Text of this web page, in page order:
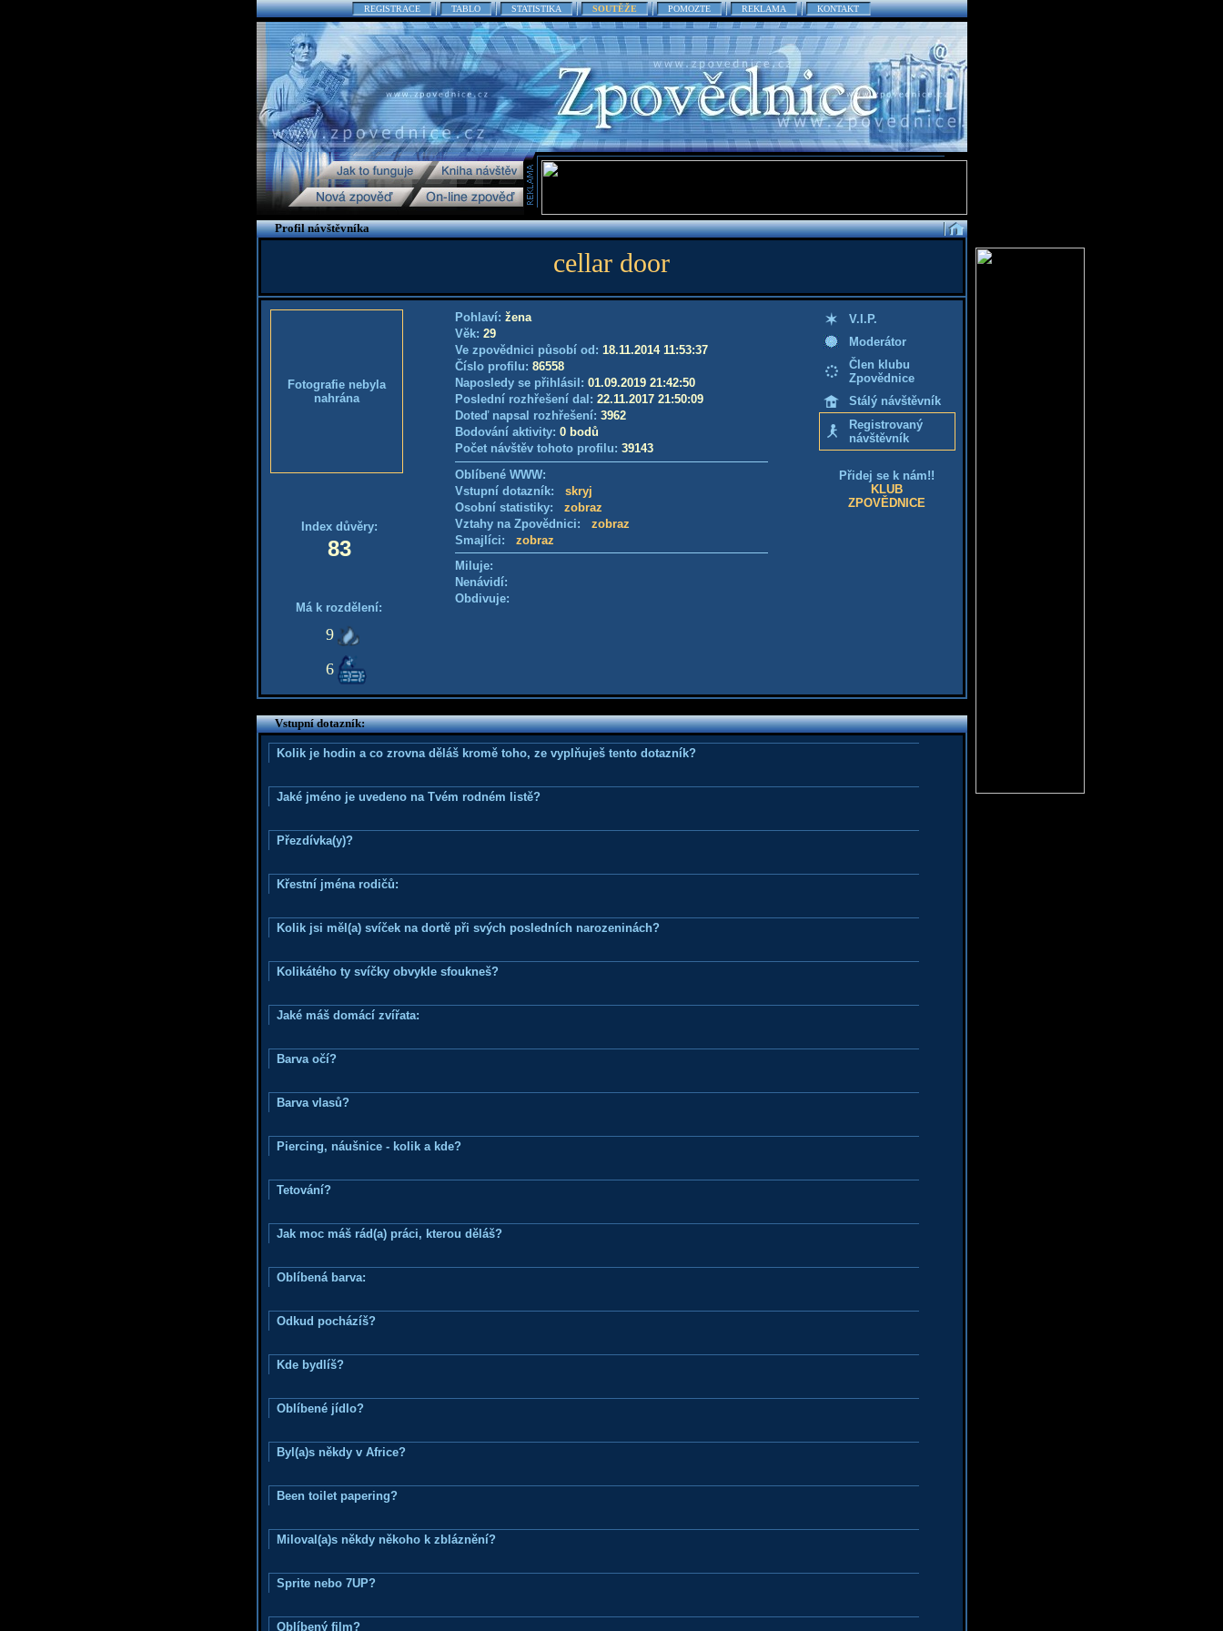
REGISTRACE TABLO STATISTIKA SOUTĚŽE POMOZTE REKLAMA KONTAKT
Profil návštěvníka
cellar door
Fotografie nebyla
nahrána
Index důvěry:
83
Má k rozdělení:
9
6
Pohlaví: žena
Věk: 29
Ve zpovědnici působí od: 18.11.2014 11:53:37
Číslo profilu: 86558
Naposledy se přihlásil: 01.09.2019 21:42:50
Poslední rozhřešení dal: 22.11.2017 21:50:09
Doteď napsal rozhřešení: 3962
Bodování aktivity: 0 bodů
Počet návštěv tohoto profilu: 39143
Oblíbené WWW:
Vstupní dotazník: skryj
Osobní statistiky: zobraz
Vztahy na Zpovědnici: zobraz
Smajlíci: zobraz
Miluje:
Nenávidí:
Obdivuje:
V.I.P.
Moderátor
Člen klubu
Zpovědnice
Stálý návštěvník
Registrovaný
návštěvník
Přidej se k nám!!
KLUB
ZPOVĚDNICE
Vstupní dotazník:
Kolik je hodin a co zrovna děláš kromě toho, ze vyplňuješ tento dotazník?
Jaké jméno je uvedeno na Tvém rodném listě?
Přezdívka(y)?
Křestní jména rodičů:
Kolik jsi měl(a) svíček na dortě při svých posledních narozeninách?
Kolikátého ty svíčky obvykle sfoukneš?
Jaké máš domácí zvířata:
Barva očí?
Barva vlasů?
Piercing, náušnice - kolik a kde?
Tetování?
Jak moc máš rád(a) práci, kterou děláš?
Oblíbená barva:
Odkud pocházíš?
Kde bydlíš?
Oblíbené jídlo?
Byl(a)s někdy v Africe?
Been toilet papering?
Miloval(a)s někdy někoho k zbláznění?
Sprite nebo 7UP?
Oblíbený film?